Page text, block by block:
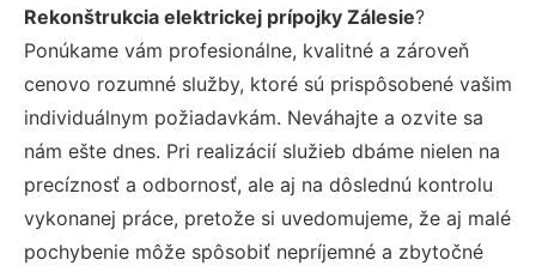
Rekonštrukcia elektrickej prípojky Zálesie?
Ponúkame vám profesionálne, kvalitné a zároveň
cenovo rozumné služby, ktoré sú prispôsobené vašim
individuálnym požiadavkám. Neváhajte a ozvite sa
nám ešte dnes. Pri realizácií služieb dbáme nielen na
precíznosť a odbornosť, ale aj na dôslednú kontrolu
vykonanej práce, pretože si uvedomujeme, že aj malé
pochybenie môže spôsobiť nepríjemné a zbytočné